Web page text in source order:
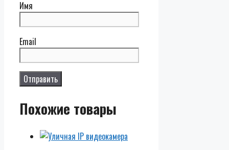
Имя
Email
Похожие товары